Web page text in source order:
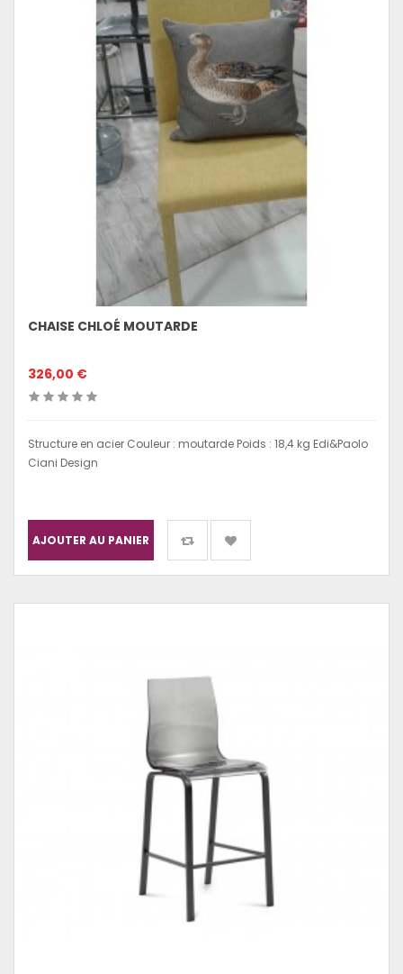
CHAISE CHLOÉ MOUTARDE
326,00 €
Structure en acier Couleur : moutarde Poids : 18,4 kg Edi&Paolo
Ciani Design
AJOUTER AU PANIER